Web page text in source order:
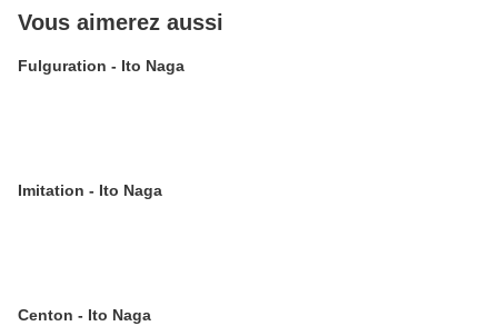
Vous aimerez aussi
Fulguration - Ito Naga
Imitation - Ito Naga
Centon - Ito Naga